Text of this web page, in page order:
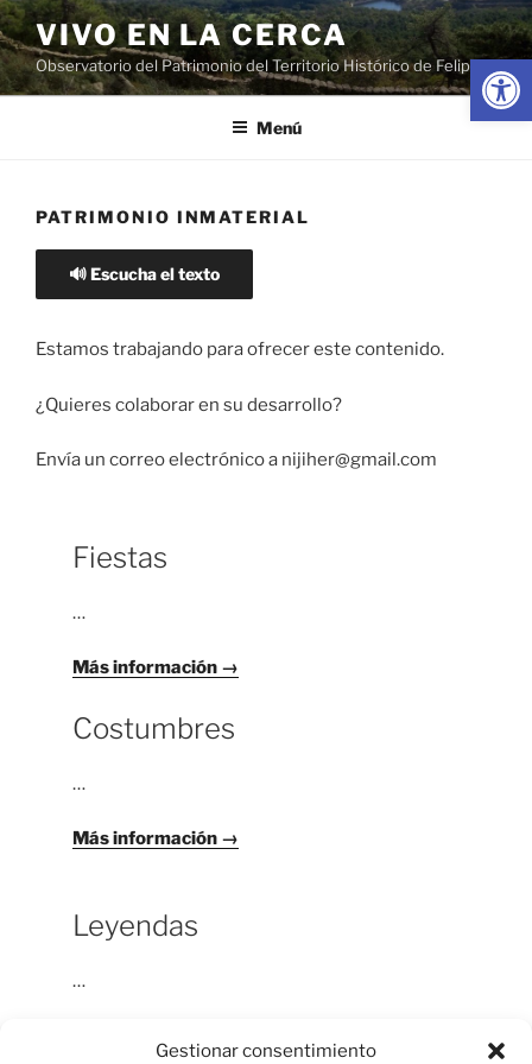
Abrir
Gestionar consentimiento
Saltar
al
contenido
VIVO EN LA CERCA
Observatorio del Patrimonio del Territorio Histórico de Felipe II
Menú
PATRIMONIO INMATERIAL
🔊 Escucha el texto
Estamos trabajando para ofrecer este contenido.
¿Quieres colaborar en su desarrollo?
Envía un correo electrónico a nijiher@gmail.com
Fiestas
…
Más información →
Costumbres
…
Más información →
Leyendas
…